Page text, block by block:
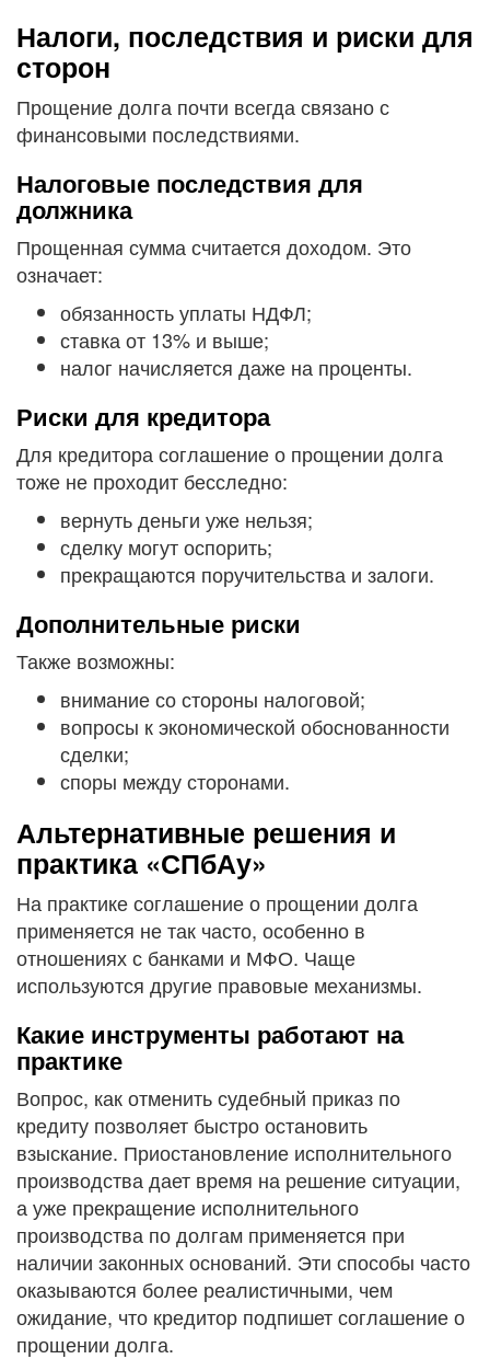
Налоги, последствия и риски для
сторон
Прощение долга почти всегда связано с
финансовыми последствиями.
Налоговые последствия для
должника
Прощенная сумма считается доходом. Это
означает:
обязанность уплаты НДФЛ;
ставка от 13% и выше;
налог начисляется даже на проценты.
Риски для кредитора
Для кредитора соглашение о прощении долга
тоже не проходит бесследно:
вернуть деньги уже нельзя;
сделку могут оспорить;
прекращаются поручительства и залоги.
Дополнительные риски
Также возможны:
внимание со стороны налоговой;
вопросы к экономической обоснованности
сделки;
споры между сторонами.
Альтернативные решения и
практика «СПбАу»
На практике соглашение о прощении долга
применяется не так часто, особенно в
отношениях с банками и МФО. Чаще
используются другие правовые механизмы.
Какие инструменты работают на
практике
Вопрос, как отменить судебный приказ по
кредиту позволяет быстро остановить
взыскание. Приостановление исполнительного
производства дает время на решение ситуации,
а уже прекращение исполнительного
производства по долгам применяется при
наличии законных оснований. Эти способы часто
оказываются более реалистичными, чем
ожидание, что кредитор подпишет соглашение о
прощении долга.